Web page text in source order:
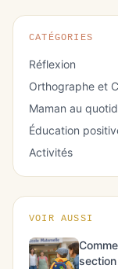
CATÉGORIES
Réflexion
Orthographe et
Maman au
Éducation
Activités
VOIR AUSSI